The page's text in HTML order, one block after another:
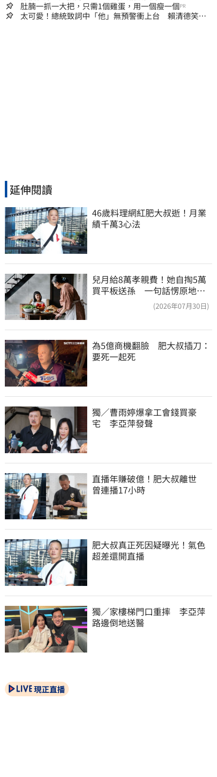
肚腩一抓一大把，只需1個雞蛋，用一個瘦一個PR
太可愛！總統致詞中「他」無預警衝上台 賴清德笑
延伸閱讀
46歲料理網紅肥大叔逝！月業
績千萬3心法
兒月給8萬孝親費！她自掏5萬
買平板送孫 一句話愣原地
(2026年07月30日)
為5億商機翻臉　肥大叔插刀：
要死一起死
獨／曹雨婷爆拿工會錢買豪
宅　李亞萍發聲
直播年賺破億！肥大叔離世
曾連播17小時
肥大叔真正死因疑曝光！氣色
超差還開直播
獨／家樓梯門口重摔　李亞萍
路邊倒地送醫
現正直播